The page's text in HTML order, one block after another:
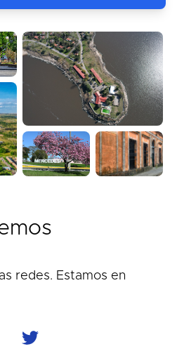
redes. Estamos en